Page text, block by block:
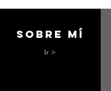
Sobre mí
Ir >